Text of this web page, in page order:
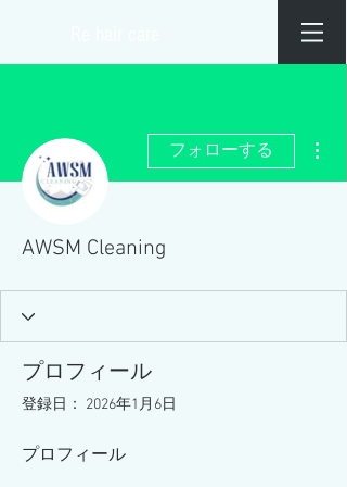
フォローする
AWSM Cleaning
プロフィール
登録日： 2026年1月6日
プロフィール